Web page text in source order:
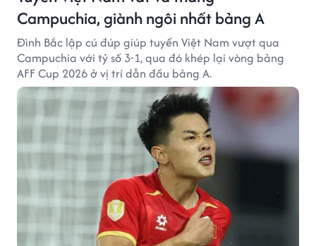
Campuchia, giành ngôi nhất bảng A
Đình Bắc lập cú đúp giúp tuyển Việt Nam vượt qua
Campuchia với tỷ số 3-1, qua đó khép lại vòng bảng
AFF Cup 2026 ở vị trí dẫn đầu bảng A.